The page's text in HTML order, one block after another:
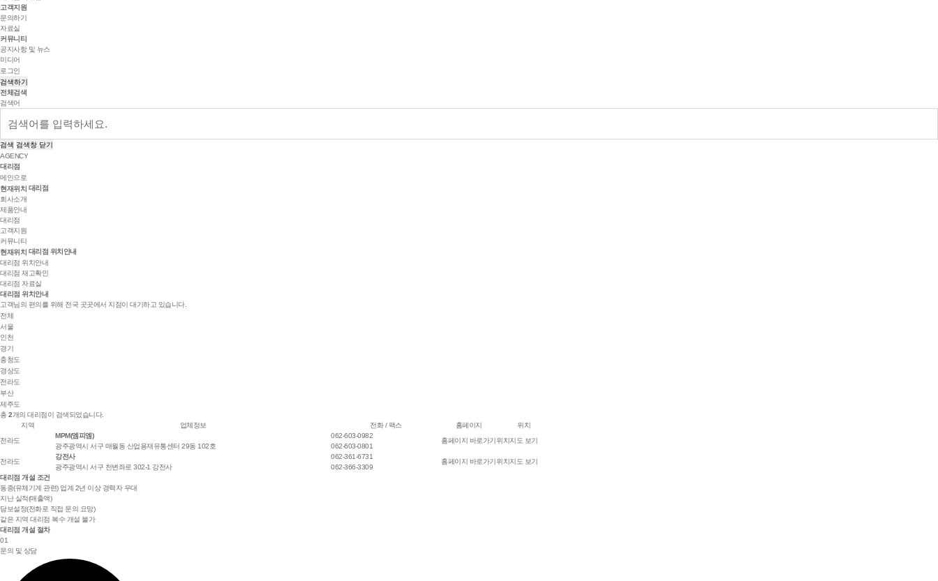
고객지원
문의하기
자료실
커뮤니티
공지사항 및 뉴스
미디어
로그인
검색하기
전체검색
검색어
검색 검색창 닫기
AGENCY
대리점
메인으로
현재위치 대리점
회사소개
제품안내
대리점
고객지원
커뮤니티
현재위치 대리점 위치안내
대리점 위치안내
대리점 재고확인
대리점 자료실
대리점 위치안내
고객님의 편의를 위해 전국 곳곳에서 지점이 대기하고 있습니다.
전체
서울
인천
경기
충청도
경상도
전라도
부산
제주도
총2개의 대리점이 검색되었습니다.
지역
업체정보 전화 / 팩스 홈페이지
위치
전라도
MPM(엠피엠)
광주광역시 서구 매월동 산업용재유통센터 29동 102호
062-603-0982
062-603-0801
홈페이지 바로가기 위치지도 보기
전라도
강전사
광주광역시 서구 천변좌로 302-1 강전사
062-361-6731
062-366-3309
홈페이지 바로가기 위치지도 보기
대리점 개설 조건
동종(유체기계 관련) 업계 2년 이상 경력자 우대
지난 실적(매출액)
담보설정(전화로 직접 문의 요망)
같은 지역 대리점 복수 개설 불가
대리점 개설 절차
01
문의 및 상담